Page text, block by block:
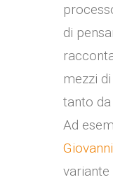
di
mezzi
tanto
Ad